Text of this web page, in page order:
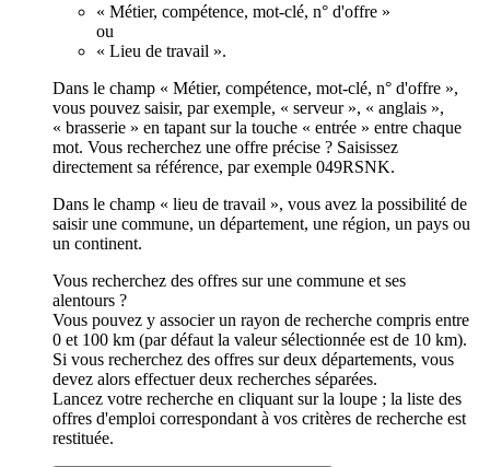
« Métier, compétence, mot-clé, n° d'offre »
ou
« Lieu de travail ».
Dans le champ « Métier, compétence, mot-clé, n° d'offre »,
vous pouvez saisir, par exemple, « serveur », « anglais »,
« brasserie » en tapant sur la touche « entrée » entre chaque
mot. Vous recherchez une offre précise ? Saisissez
directement sa référence, par exemple 049RSNK.
Dans le champ « lieu de travail », vous avez la possibilité de
saisir une commune, un département, une région, un pays ou
un continent.
Vous recherchez des offres sur une commune et ses
alentours ?
Vous pouvez y associer un rayon de recherche compris entre
0 et 100 km (par défaut la valeur sélectionnée est de 10 km).
Si vous recherchez des offres sur deux départements, vous
devez alors effectuer deux recherches séparées.
Lancez votre recherche en cliquant sur la loupe ; la liste des
offres d'emploi correspondant à vos critères de recherche est
restituée.